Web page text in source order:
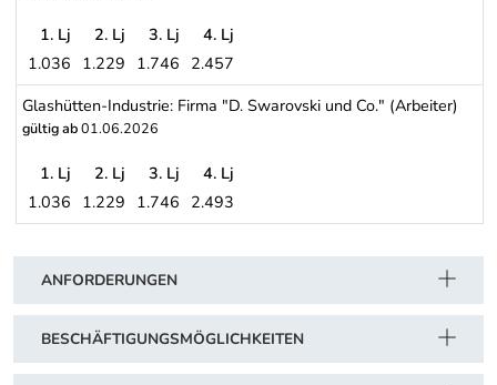
Glashütten-Industrie: Bereich Hohlglas (Arbeiter)
1. Lj 2. Lj 3. Lj
4. Lj
1.036 1.229 1.746 2.457
Glashütten-Industrie: Firma "D. Swarovski und Co." (Arbeiter)
gültig ab01.06.2026
Glashütten-Industrie: Firma "D. Swarovski und Co." (Arbeiter)
1. Lj 2. Lj 3. Lj
4. Lj
1.036 1.229 1.746 2.493
ANFORDERUNGEN
BESCHÄFTIGUNGSMÖGLICHKEITEN